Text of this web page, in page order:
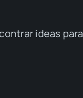
ideas para